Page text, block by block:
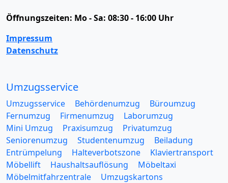
Öffnungszeiten: Mo - Sa: 08:30 - 16:00 Uhr
Impressum
Datenschutz
Umzugsservice
Umzugsservice Behördenumzug
Büroumzug
Fernumzug
Firmenumzug
Laborumzug
Mini Umzug
Praxisumzug
Privatumzug
Seniorenumzug
Studentenumzug
Beiladung
Entrümpelung
Halteverbotszone
Klaviertransport
Möbellift
Haushaltsauflösung
Möbeltaxi
Möbelmitfahrzentrale
Umzugskartons